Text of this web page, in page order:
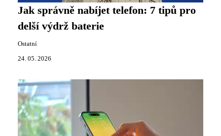
Jak správně nabíjet telefon: 7 tipů pro
delší výdrž baterie
Ostatní
24. 05. 2026